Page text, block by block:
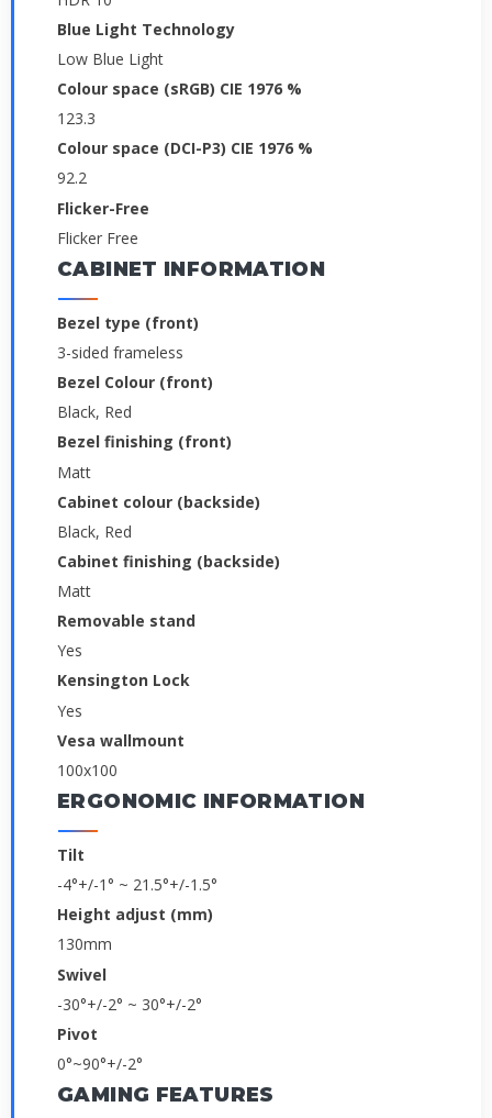
Blue Light Technology
Low Blue Light
Colour space (sRGB) CIE 1976 %
123.3
Colour space (DCI-P3) CIE 1976 %
92.2
Flicker-Free
Flicker Free
CABINET INFORMATION
Bezel type (front)
3-sided frameless
Bezel Colour (front)
Black, Red
Bezel finishing (front)
Matt
Cabinet colour (backside)
Black, Red
Cabinet finishing (backside)
Matt
Removable stand
Yes
Kensington Lock
Yes
Vesa wallmount
100x100
ERGONOMIC INFORMATION
Tilt
-4°+/-1° ~ 21.5°+/-1.5°
Height adjust (mm)
130mm
Swivel
-30°+/-2° ~ 30°+/-2°
Pivot
0°~90°+/-2°
GAMING FEATURES